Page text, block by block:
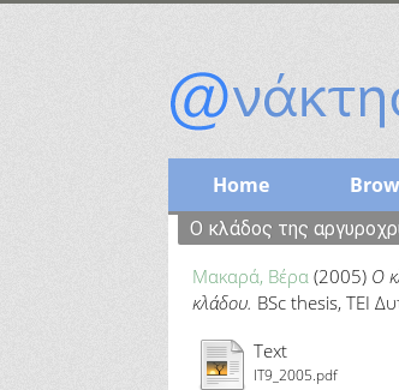
Home
Ο κλάδος της
Μακαρά, Βέρα (2005) Ο
κλάδου. BSc thesis, ΤΕΙ
Text
IT9_2005.pdf